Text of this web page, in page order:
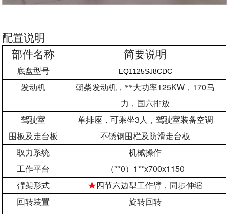
配置说明
部件名称
简要说明
底盘型号 EQ1125SJ8CDC
发动机 朝柴发动机，**大功率125KW ， 170马
力，国六排放
驾驶室
单排座，可乘坐3 人，驾驶室装备空调
围板及走台板
不锈钢围栏及防滑走台板
取力系统
机械操作
工作平台
（**0） 1**x700x1150
臂架形式 ★ 四节六边型工作臂，同步伸缩
回转装置
旋转回转